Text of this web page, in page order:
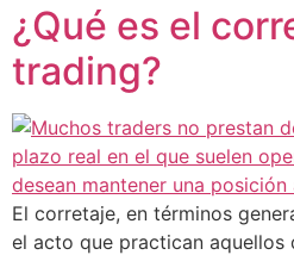
¿Qué es el
trading?
El corretaje, en términos
el acto que practican aquellos